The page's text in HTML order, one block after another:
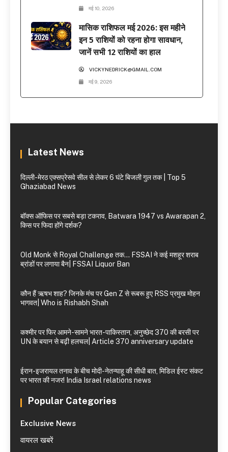
मई 10, 2026
मासिक राशिफल मई 2026: इस महीने
इन 5 राशियों को रहना होगा सावधान,
जानें सभी 12 राशियों का हाल
VICKYNEDRICK@GMAIL.COM
मई 9, 2026
Latest News
दिल्ली-मेरठ एक्सप्रेसवे सील से लेकर 6 घंटे बिजली गुल तक | Top 5
Ghaziabad News
बॉक्स ऑफिस पर सबसे बड़ा टकराव, Batwara 1947 vs Awarapan 2,
किस पर फिदा होंगे दर्शक?
Old Monk से Royal Challenge तक… FSSAI ने कई मशहूर शराब
ब्रांडों पर लगाया बैन| FSSAI Liquor Ban
कौन हैं ऋषभ शाह? जिनके मंच पर Gen Z से रूबरू हुए RSS प्रमुख मोहन
भागवत| Who is Rishabh Shah
कश्मीर पर फिर आमने-सामने भारत-पाकिस्तान, अनुच्छेद 370 की बरसी पर
UN के बयान से बढ़ी हलचल| Article 370 anniversary update
ईरान-इजरायल तनाव के बीच मोदी-नेतन्याहू की सीधी बात, मिडिल ईस्ट संकट
पर भारत की नजर! India Israel relations news
Popular Categories
Exclusive News
वायरल खबरें